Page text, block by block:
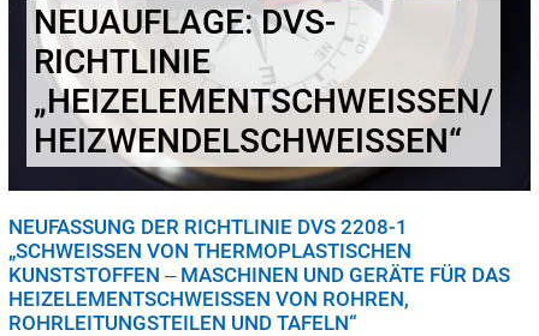
NEUAUFLAGE: DVS-
RICHTLINIE
„HEIZELEMENTSCHWEISSEN/ H
EIZWENDELSCHWEISSEN“
NEUFASSUNG DER RICHTLINIE DVS 2208-1
„SCHWEISSEN VON THERMOPLASTISCHEN K
UNSTSTOFFEN ‒ MASCHINEN UND GERÄTE FÜR DAS H
EIZELEMENTSCHWEISSEN VON ROHREN, RO
HRLEITUNGSTEILEN UND TAFELN“